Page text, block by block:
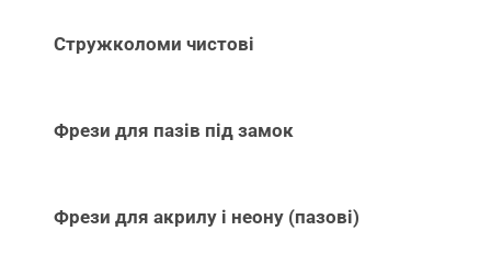
Стружколоми чистові
Фрези для пазів під замок
Фрези для акрилу і неону (пазові)